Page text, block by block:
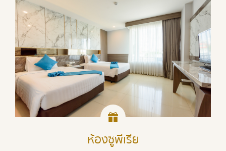
ห้องซูพีเรีย